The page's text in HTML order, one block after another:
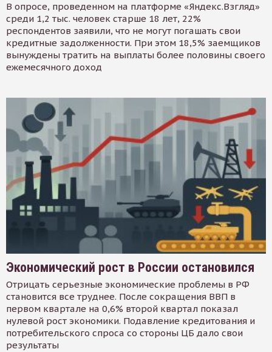
В опросе, проведенном на платформе «Яндекс.Взгляд»
среди 1,2 тыс. человек старше 18 лет, 22%
респондентов заявили, что не могут погашать свои
кредитные задолженности. При этом 18,5% заемщиков
вынуждены тратить на выплаты более половины своего
ежемесячного доход
Экономический рост в России остановился
Отрицать серьезные экономические проблемы в РФ
становится все труднее. После сокращения ВВП в
первом квартале на 0,6% второй квартал показал
нулевой рост экономики. Подавление кредитования и
потребительского спроса со стороны ЦБ дало свои
результаты